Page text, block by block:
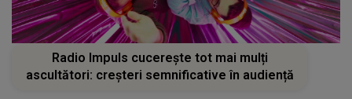
Radio Impuls cucerește tot mai mulți
ascultători: creșteri semnificative în audiență